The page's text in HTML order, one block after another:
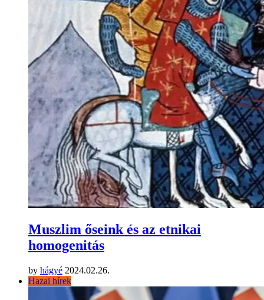
Muszlim őseink és az etnikai
homogenitás
by hágyé 2024.02.26.
Hazai hírek